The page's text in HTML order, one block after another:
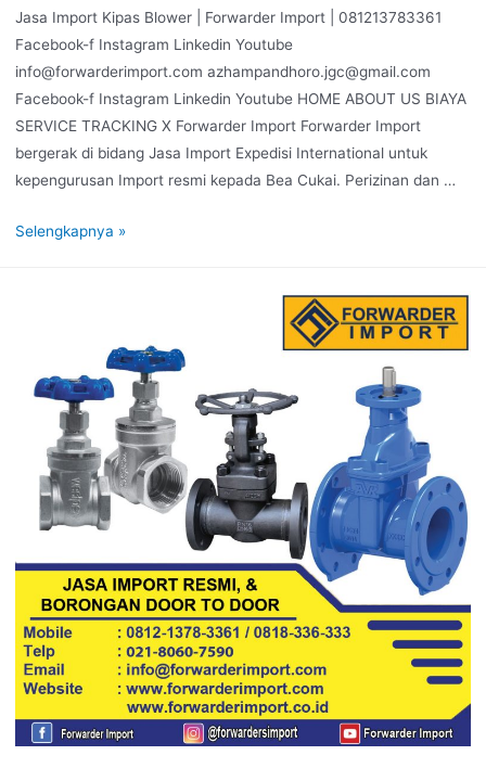
Jasa Import Kipas Blower | Forwarder Import | 081213783361
Facebook-f Instagram Linkedin Youtube
info@forwarderimport.com azhampandhoro.jgc@gmail.com
Facebook-f Instagram Linkedin Youtube HOME ABOUT US BIAYA
SERVICE TRACKING X Forwarder Import Forwarder Import
bergerak di bidang Jasa Import Expedisi International untuk
kepengurusan Import resmi kepada Bea Cukai. Perizinan dan …
Selengkapnya »